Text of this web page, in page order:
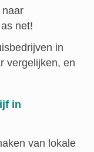
naar
net!
in
vergelijken, en
in
van lokale